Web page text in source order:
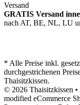
Versand
GRATIS Versand
nach AT, BE, NL, LU
* Alle Preise inkl.
durchgestrichenen
Thaisitzkissen.
© 2026 Thaisitzkissen
modified eCommerce